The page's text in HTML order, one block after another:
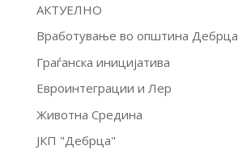
АКТУЕЛНО
Вработување во општина Дебрца
Граѓанска иницијатива
Евроинтеграции и Лер
Животна Средина
ЈКП "Дебрца"